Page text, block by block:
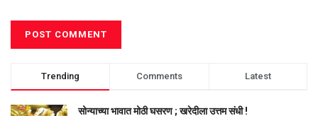
Trending Comments Latest
सोन्याच्या भावात मोठी घसरण ; खरेदीला उत्तम संधी !